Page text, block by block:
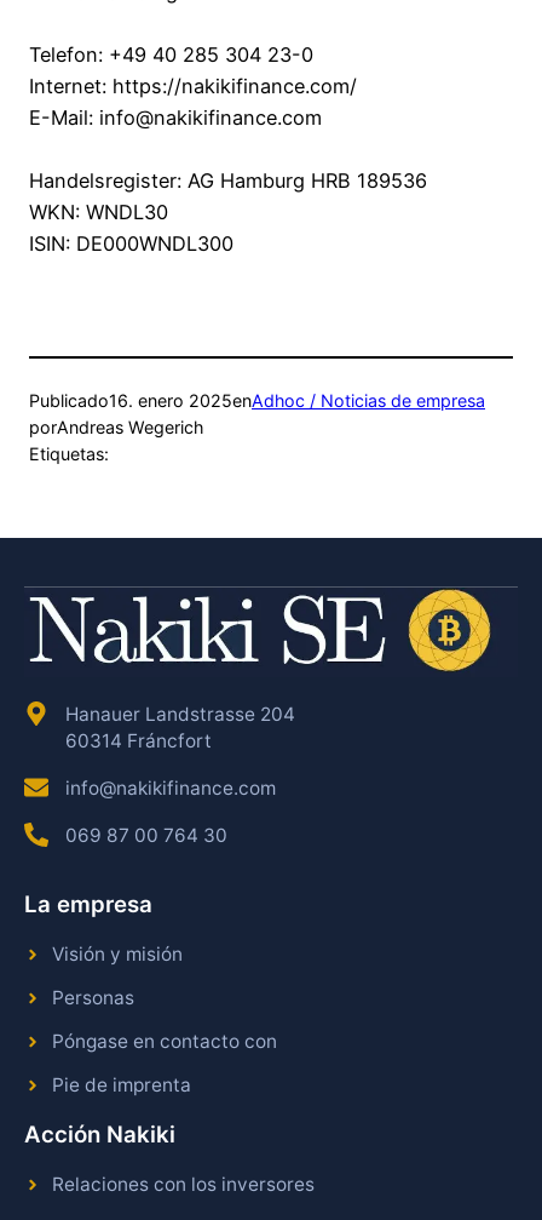
Telefon: +49 40 285 304 23-0
Internet: https://nakikifinance.com/
E-Mail: info@nakikifinance.com
Handelsregister: AG Hamburg HRB 189536
WKN: WNDL30
ISIN: DE000WNDL300
Publicado16. enero 2025enAdhoc / Noticias de empresa
porAndreas Wegerich
Etiquetas:
Hanauer Landstrasse 204
60314 Fráncfort
info@nakikifinance.com
069 87 00 764 30
La empresa
Visión y misión
Personas
Póngase en contacto con
Pie de imprenta
Acción Nakiki
Relaciones con los inversores